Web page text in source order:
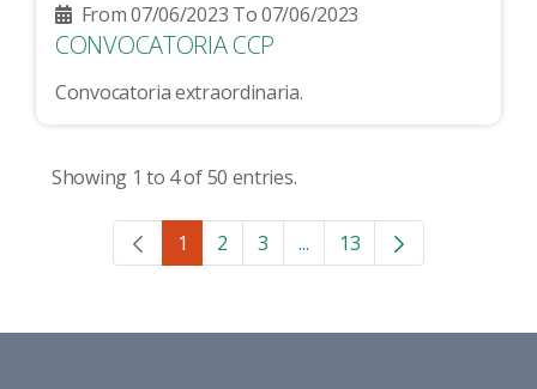
From 07/06/2023 To 07/06/2023
CONVOCATORIA CCP
Convocatoria extraordinaria.
Showing 1 to 4 of 50 entries.
Page
1 Page
2 Page
3 ...Intermediate Pages Use
Page
13